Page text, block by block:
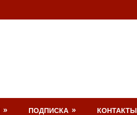
ПОДПИСКА КОНТАКТЫ